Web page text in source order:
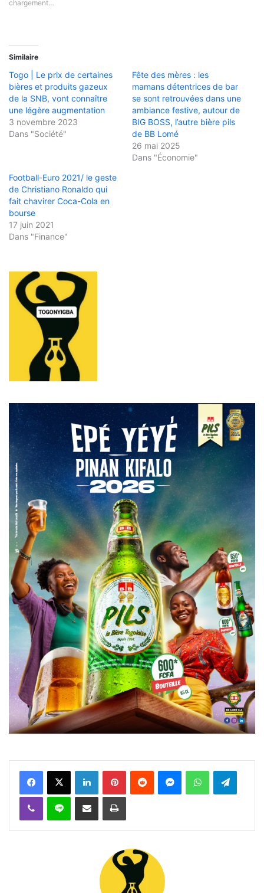
chargement…
Similaire
Togo | Le prix de certaines
bières et produits gazeux
de la SNB, vont connaître
une légère augmentation
3 novembre 2023
Dans "Société"
Fête des mères : les
mamans détentrices de bar
se sont retrouvées dans une
ambiance festive, autour de
BIG BOSS, l’autre bière pils
de BB Lomé
26 mai 2025
Dans "Économie"
Football-Euro 2021/ le geste
de Christiano Ronaldo qui
fait chavirer Coca-Cola en
bourse
17 juin 2021
Dans "Finance"
FacebookX Linkedin PinterestReddit MessengerWhatsAppTelegram
Viber Ligne Partager par email Imprimer